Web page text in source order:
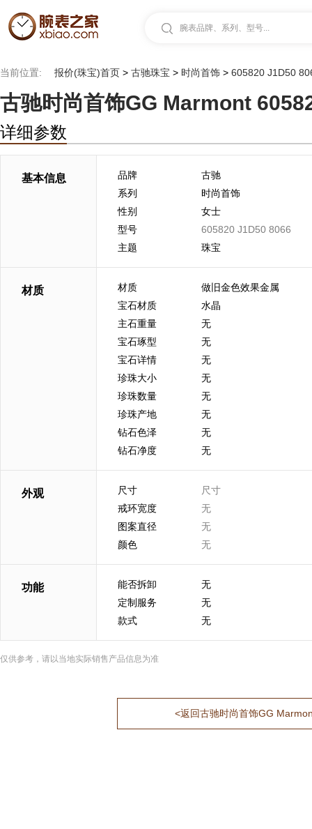
腕表品牌、系列、型号...
当前位置: 报价(珠宝)首页 > 古驰珠宝 > 时尚首饰 > 605820 J1D50
古驰时尚首饰GG Marmont
详细参数
基本信息 品牌
古驰
系列
时尚首饰
性别
女士
型号
605820 J1D50 8066
主题
珠宝
材质 材质
做旧金色效果金属
宝石材质
水晶
主石重量
无
宝石琢型
无
宝石详情
无
珍珠大小
无
珍珠数量
无
珍珠产地
无
钻石色泽
无
钻石净度
无
外观 尺寸
尺寸
戒环宽度
无
图案直径
无
颜色
无
功能 能否拆卸
无
定制服务
无
款式
无
仅供参考，请以当地实际销售产品信息为准
<返回古驰时尚首饰GG